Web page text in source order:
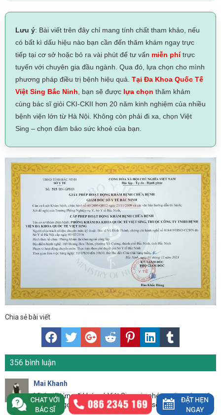
Lưu ý: Bài viết trên đây chỉ mang tính chất tham khảo, nếu
có bất kì dấu hiệu nào bạn cần đến thăm khám ngay trực
tiếp tại cơ sở hoặc bỏ ra vài phút để tư vấn miễn phítrực
tuyến với chuyên gia đầu ngành. Qua đó, lựa chọn cho mình
phương pháp điều trị bệnh hiệu quả. Tại Đa Khoa Quốc Tế
Việt Sing Bắc Ninh , bạn sẽ được lựa chọn thăm khám
cùng bác sĩ giỏi CKI-CKII hơn 20 năm kinh nghiệm của nhiều
bệnh viện lớn từ Hà Nội. Không còn phải đi xa, chọn Việt
Sing – chọn đảm bảo sức khoẻ của bạn.
Chia sẻ bài viết
356 bình luận
Mai Khanh
Mình đã từng đi khám ở Việt Sing, xin phép review cho anh
em ngắn gọn thế này: nhiệt tình - sạch sẽ - đúng chuẩn y
khoa.